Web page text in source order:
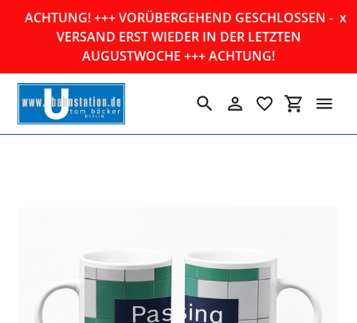
ACHTUNG! +++ VORÜBERGEHEND GESCHLOSSEN -
VERSAND ERST WIEDER IN DER LETZTEN
AUGUSTWOCHE +++ ACHTUNG!
x
SuchenEinloggen